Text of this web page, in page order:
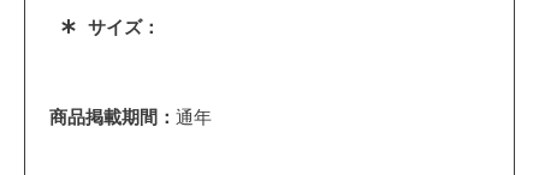
サイズ：
商品掲載期間： 通年